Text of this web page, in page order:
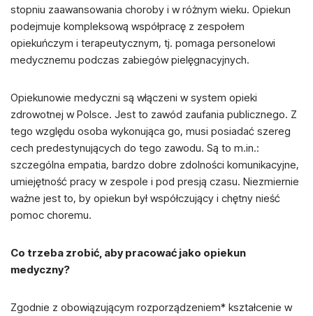
stopniu zaawansowania choroby i w różnym wieku. Opiekun
podejmuje kompleksową współpracę z zespołem
opiekuńczym i terapeutycznym, tj. pomaga personelowi
medycznemu podczas zabiegów pielęgnacyjnych.
Opiekunowie medyczni są włączeni w system opieki
zdrowotnej w Polsce. Jest to zawód zaufania publicznego. Z
tego względu osoba wykonująca go, musi posiadać szereg
cech predestynujących do tego zawodu. Są to m.in.:
szczególna empatia, bardzo dobre zdolności komunikacyjne,
umiejętność pracy w zespole i pod presją czasu. Niezmiernie
ważne jest to, by opiekun był współczujący i chętny nieść
pomoc choremu.
Co trzeba zrobić, aby pracować jako opiekun
medyczny?
Zgodnie z obowiązującym rozporządzeniem* kształcenie w